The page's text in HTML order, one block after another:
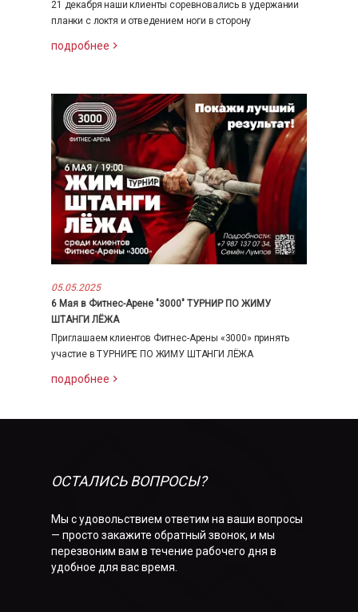
21 декабря наши клиенты соревновались в удержании
планки с локтя и отведением ноги в сторону
подробнее
05.05.2025
6 Мая в Фитнес-Арене "3000" ТУРНИР ПО ЖИМУ
ШТАНГИ ЛЁЖА
Приглашаем клиентов Фитнес-Арены «3000» принять
участие в ТУРНИРЕ ПО ЖИМУ ШТАНГИ ЛЁЖА
подробнее
ОСТАЛИСЬ ВОПРОСЫ?
Мы с удовольствием ответим на ваши вопросы
— просто закажите обратный звонок, и мы
перезвоним вам в течение рабочего дня в
удобное для вас время.